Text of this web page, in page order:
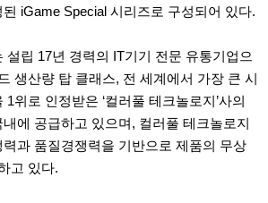
iGame Special 시리즈로 구성되어 있다.
설립 17년 경력의 IT기기 전문 유통기업으
생산량 탑 클래스, 전 세계에서 가장 큰 시
위로 인정받은 ‘컬러풀 테크놀로지’사의
에 공급하고 있으며, 컬러풀 테크놀로지
과 품질경쟁력을 기반으로 제품의 무상
고 있다.